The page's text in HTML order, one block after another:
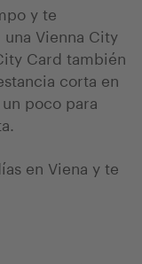
y te
Vienna City
Card también
corta en
poco para
en Viena y te